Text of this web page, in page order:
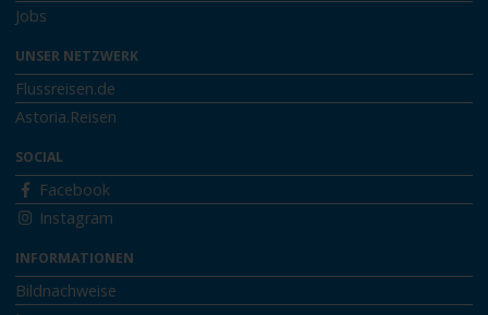
Jobs
UNSER NETZWERK
Flussreisen.de
Astoria.Reisen
SOCIAL
Facebook
Instagram
INFORMATIONEN
Bildnachweise